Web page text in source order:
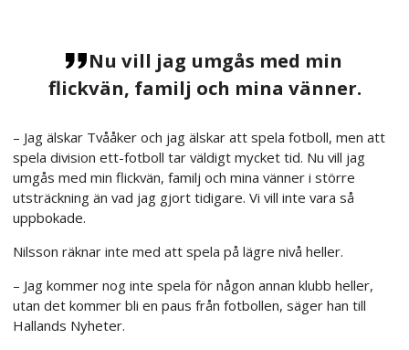
Nu vill jag umgås med min
flickvän, familj och mina vänner.
– Jag älskar Tvååker och jag älskar att spela fotboll, men att
spela division ett-fotboll tar väldigt mycket tid. Nu vill jag
umgås med min flickvän, familj och mina vänner i större
utsträckning än vad jag gjort tidigare. Vi vill inte vara så
uppbokade.
Nilsson räknar inte med att spela på lägre nivå heller.
– Jag kommer nog inte spela för någon annan klubb heller,
utan det kommer bli en paus från fotbollen, säger han till
Hallands Nyheter.